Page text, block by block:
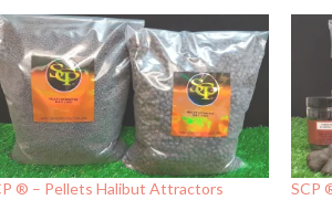
® – Pellets Halibut Attractors SCP